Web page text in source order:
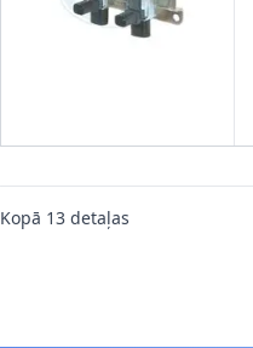
Kopā 13 detaļas